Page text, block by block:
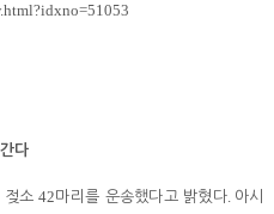
다
젖소42마리를 운송했다고 밝혔다. 아시